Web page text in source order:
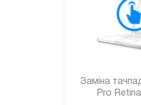
Заміна
Pro